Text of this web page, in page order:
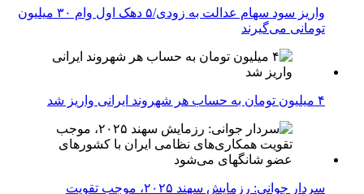
واریز سود سهام عدالت به زودی/۵ دهک اول وام ۳۰ میلیون
تومانی می‌گیرند
۴ میلیون تومان به حساب هر شهروند ایرانی واریز شد
سردار جوانی: رزمایش سهند ۲۰۲۵، موجب تقویت